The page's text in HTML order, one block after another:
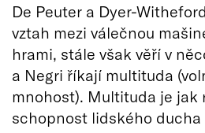
De Peuter a Dyer-
vztah mezi válečnou
hrami, stále však věří v
a Negri říkají multituda
mnohost). Multituda je jak
schopnost lidského